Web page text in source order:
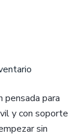
pensada para
y con soporte
sin